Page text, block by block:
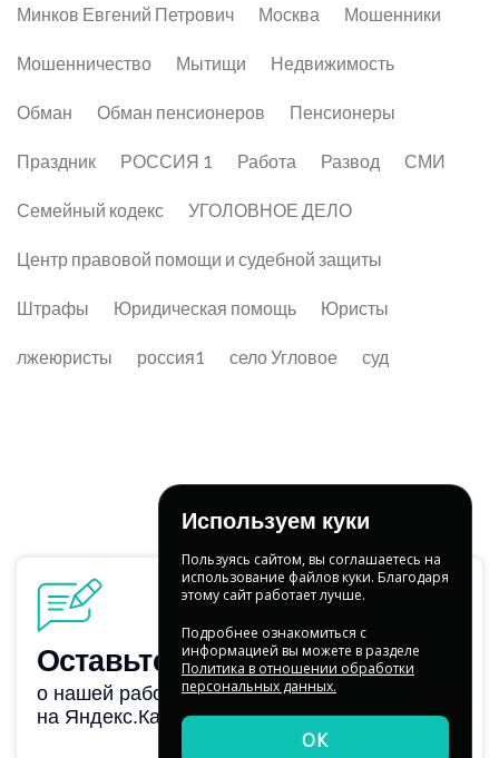
Минков Евгений Петрович Москва Мошенники
Мошенничество Мытищи Недвижимость
Обман Обман пенсионеров Пенсионеры
Праздник РОССИЯ 1 Работа Развод СМИ
Семейный кодекс УГОЛОВНОЕ ДЕЛО
Центр правовой помощи и судебной защиты
Штрафы Юридическая помощь Юристы
лжеюристы россия1 село Угловое суд
Используем куки
Пользуясь сайтом, вы соглашаетесь на
использование файлов куки. Благодаря
этому сайт работает лучше.
Подробнее ознакомиться с
информацией вы можете в разделе
Политика в отношении обработки
персональных данных.
ОК